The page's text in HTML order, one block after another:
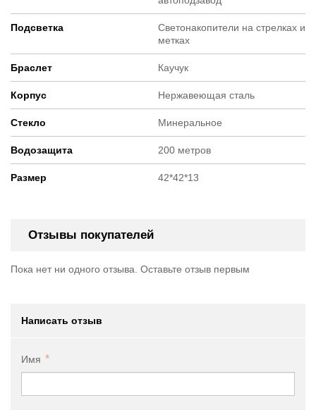
Подсветка
Светонакопители на стрелках и
метках
Браслет Каучук
Корпус Нержавеющая сталь
Стекло Минеральное
Водозащита 200 метров
Размер 42*42*13
Отзывы покупателей
Пока нет ни одного отзыва. Оставьте отзыв первым
Написать отзыв
Имя